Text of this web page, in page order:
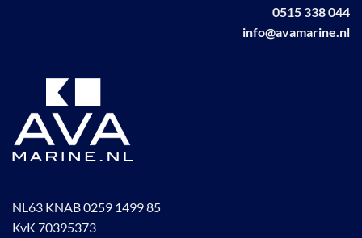
0515 338 044
info@avamarine.nl
NL63 KNAB 0259 1499 85
KvK 70395373